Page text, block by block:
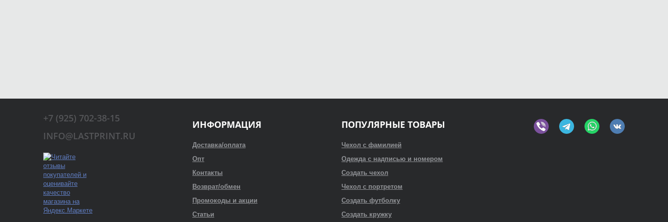
+7 (925) 702-38-15
INFO@LASTPRINT.RU
ИНФОРМАЦИЯ
Доставка/оплата
Опт
Контакты
Возврат/обмен
Промокоды и акции
Статьи
ПОПУЛЯРНЫЕ ТОВАРЫ
Чехол с фамилией
Одежда с надписью и номером
Создать чехол
Чехол с портретом
Создать футболку
Создать кружку